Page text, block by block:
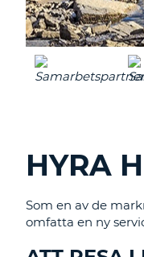
HYRA
Som en av de
omfatta en ny